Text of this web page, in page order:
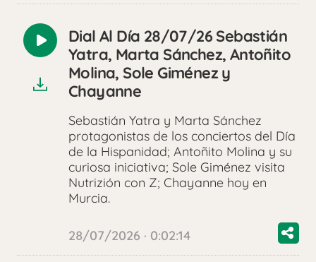
Reproducir
audio
Dial Al Día 28/07/26 Sebastián
Yatra, Marta Sánchez, Antoñito
Molina, Sole Giménez y
Chayanne
Sebastián Yatra y Marta Sánchez
protagonistas de los conciertos del Día
de la Hispanidad; Antoñito Molina y su
curiosa iniciativa; Sole Giménez visita
Nutrizión con Z; Chayanne hoy en
Murcia.
28/07/2026 · 0:02:14